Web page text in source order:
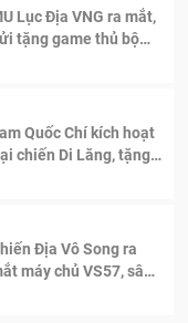
Lục Địa VNG ra mắt,
tặng game thủ bộ
Quốc Chí kích hoạt
chiến Di Lăng, tặng
Địa Vô Song ra
máy chủ VS57, sân